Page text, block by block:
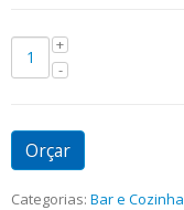
Orçar
Categorias: Bar e Cozinha